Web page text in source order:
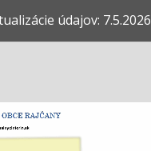
údajov: 7.5.2026